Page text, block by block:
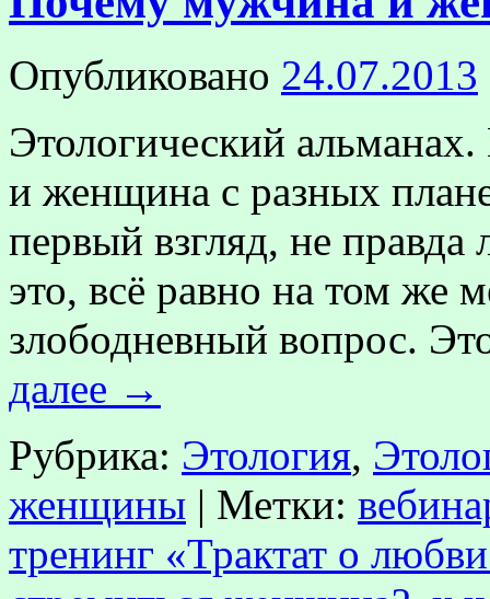
Опубликовано 24.07.2013
Этологический
и женщина с разных
первый взгляд, не
это, всё равно на том же
злободневный вопрос.
далее →
Рубрика: Этология,
женщины | Метки:
тренинг «Трактат о